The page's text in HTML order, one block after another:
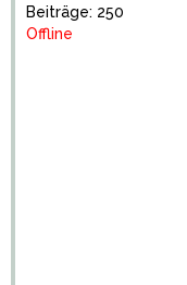
Beiträge: 250
Offline